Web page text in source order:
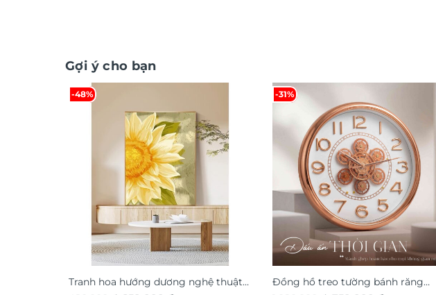
Gợi ý cho bạn
-48%
Tranh hoa hướng dương nghệ thuật
-31%
Đồng hồ treo tường bánh răng